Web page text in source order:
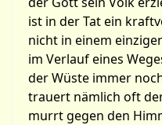
ist in der Tat ein
nicht in einem
im Verlauf eines
der Wüste immer
trauert nämlich oft
murrt gegen den